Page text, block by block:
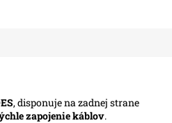
, disponuje na zadnej strane
zapojenie káblov.